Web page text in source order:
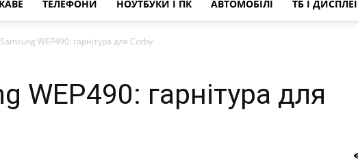
ТЕЛЕФОНИ НОУТБУКИ І ПК АВТОМОБІЛІ ТБ І ДИСПЛЕЇ
Samsung WEP490: гарнітура для Corby
WEP490: гарнітура для